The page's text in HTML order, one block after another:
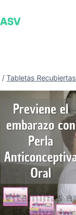
/ Tabletas Recubiertas